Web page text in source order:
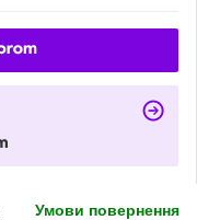
Умови повернення